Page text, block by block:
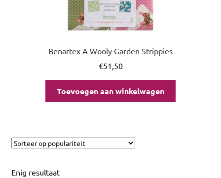
Benartex A Wooly Garden Strippies
€51,50
Toevoegen aan winkelwagen
Enig resultaat